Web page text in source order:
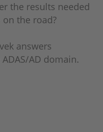
the results needed
the road?
answers
AD domain.